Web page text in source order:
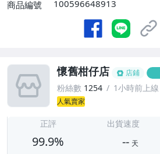
商品編號
100596648913
懷舊柑仔店 店鋪
粉絲數 1254 1小時前上線
人氣賣家
正評
99.9%
出貨速度
-- 天